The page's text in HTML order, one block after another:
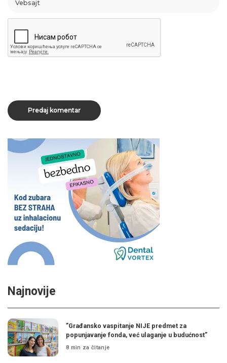
Najnovije
”Građansko vaspitanje NIJE predmet za
popunjavanje fonda, već ulaganje u budućnost”
8 min za čitanje